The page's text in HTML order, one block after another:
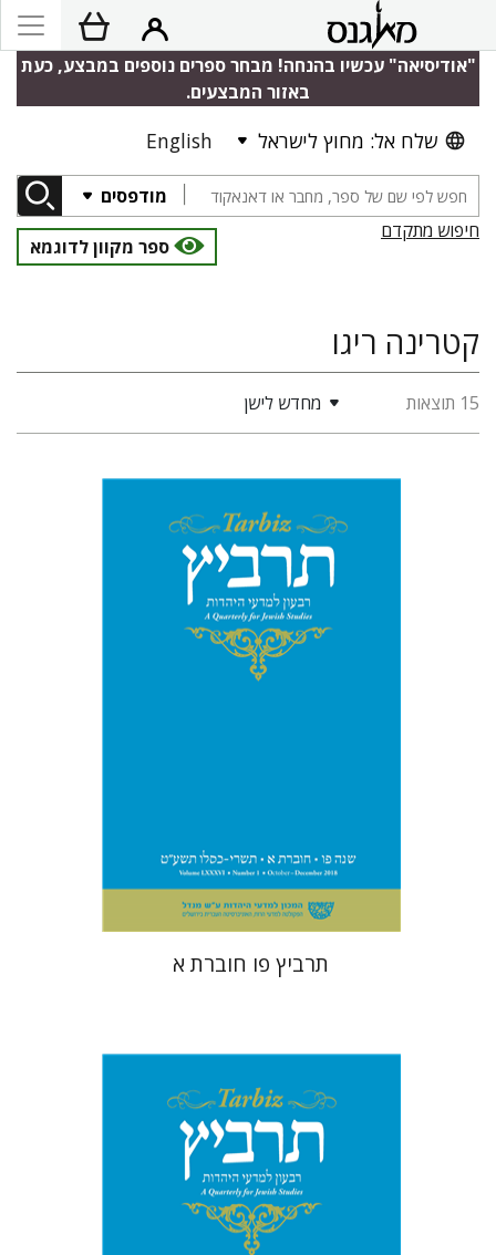
"אודיסיאה" עכשיו בהנחה! מבחר ספרים נוספים במבצע, כעת
באזור המבצעים.
שלח אל: מחוץ לישראל English
מודפסים
חיפוש מתקדם
ספר מקוון לדוגמא
קטרינה ריגו
15 תוצאות מחדש לישן
שולמית אליצור
מנחם קיסטר
קטרינה ריגו
$29
$26
תרביץ פו חוברת א
שולמית אליצור
מנחם קיסטר
קטרינה ריגו